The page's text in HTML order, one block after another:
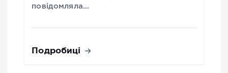
повідомляла…
Подробиці